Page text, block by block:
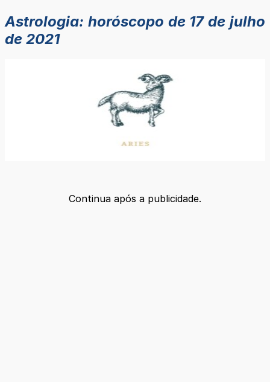
Astrologia: horóscopo de 17 de julho
de 2021
Continua após a publicidade.